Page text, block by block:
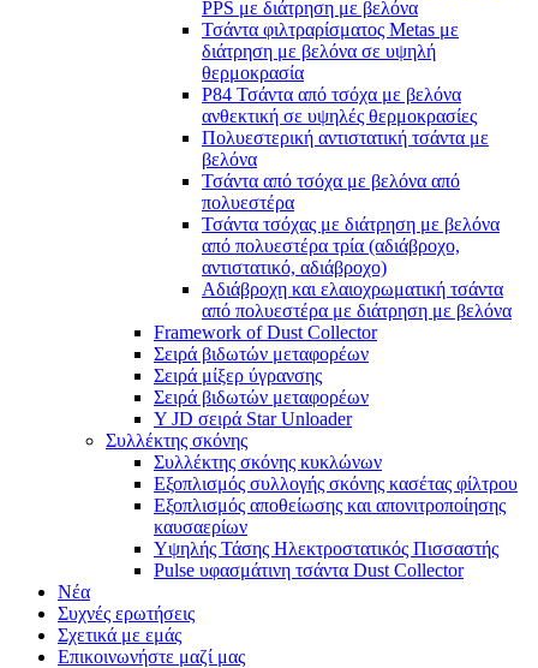
PPS με διάτρηση με βελόνα
Τσάντα φιλτραρίσματος Metas με
διάτρηση με βελόνα σε υψηλή
θερμοκρασία
P84 Τσάντα από τσόχα με βελόνα
ανθεκτική σε υψηλές θερμοκρασίες
Πολυεστερική αντιστατική τσάντα με
βελόνα
Τσάντα από τσόχα με βελόνα από
πολυεστέρα
Τσάντα τσόχας με διάτρηση με βελόνα
από πολυεστέρα τρία (αδιάβροχο,
αντιστατικό, αδιάβροχο)
Αδιάβροχη και ελαιοχρωματική τσάντα
από πολυεστέρα με διάτρηση με βελόνα
Framework of Dust Collector
Σειρά βιδωτών μεταφορέων
Σειρά μίξερ ύγρανσης
Σειρά βιδωτών μεταφορέων
Y JD σειρά Star Unloader
Συλλέκτης σκόνης
Συλλέκτης σκόνης κυκλώνων
Εξοπλισμός συλλογής σκόνης κασέτας φίλτρου
Εξοπλισμός αποθείωσης και απονιτροποίησης
καυσαερίων
Υψηλής Τάσης Ηλεκτροστατικός Πισσαστής
Pulse υφασμάτινη τσάντα Dust Collector
Νέα
Συχνές ερωτήσεις
Σχετικά με εμάς
Επικοινωνήστε μαζί μας